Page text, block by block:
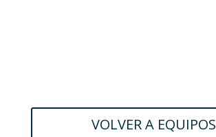
VOLVER A EQUIPOS